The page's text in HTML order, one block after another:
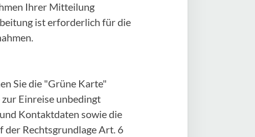
Ihrer Mitteilung
ist erforderlich für die
Sie die "Grüne Karte"
Einreise unbedingt
Kontaktdaten sowie die
der Rechtsgrundlage Art. 6